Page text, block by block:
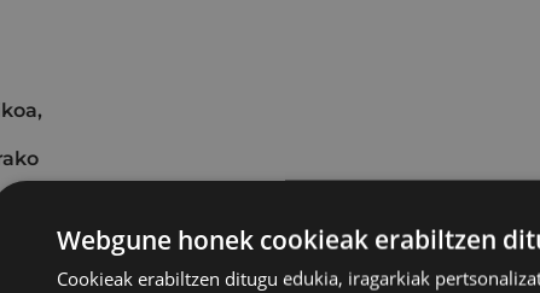
Webgune honek cookieak erabiltzen
Cookieak erabiltzen ditugu edukia, iragarkiak